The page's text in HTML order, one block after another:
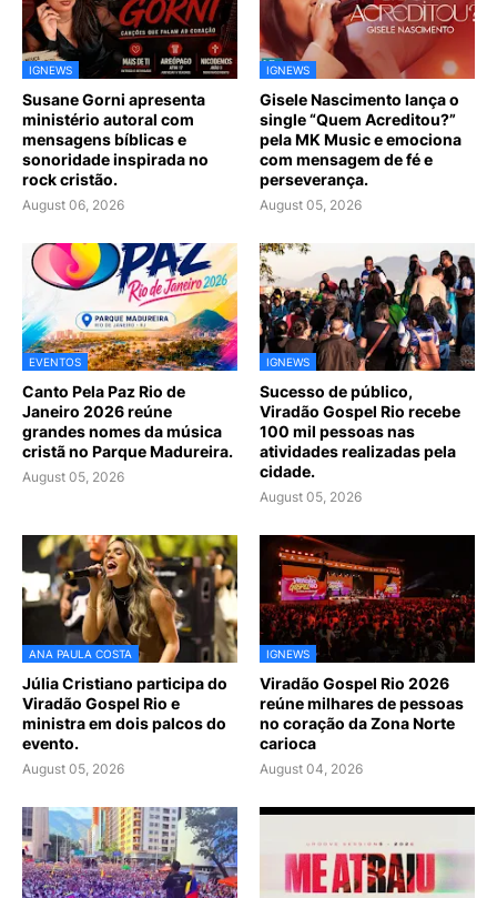
IGNEWS
Susane Gorni apresenta
ministério autoral com
mensagens bíblicas e
sonoridade inspirada no
rock cristão.
August 06, 2026
IGNEWS
Gisele Nascimento lança o
single “Quem Acreditou?”
pela MK Music e emociona
com mensagem de fé e
perseverança.
August 05, 2026
EVENTOS
Canto Pela Paz Rio de
Janeiro 2026 reúne
grandes nomes da música
cristã no Parque Madureira.
August 05, 2026
IGNEWS
Sucesso de público,
Viradão Gospel Rio recebe
100 mil pessoas nas
atividades realizadas pela
cidade.
August 05, 2026
ANA PAULA COSTA
Júlia Cristiano participa do
Viradão Gospel Rio e
ministra em dois palcos do
evento.
August 05, 2026
IGNEWS
Viradão Gospel Rio 2026
reúne milhares de pessoas
no coração da Zona Norte
carioca
August 04, 2026